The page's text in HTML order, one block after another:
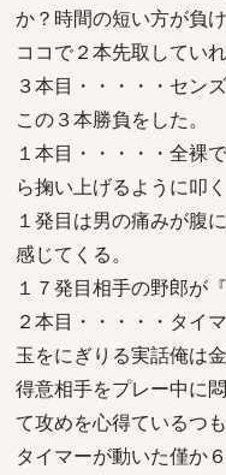
か？時間の短い方が負け
ココで２本先取してい
３本目・・・・・セン
この３本勝負をした。
１本目・・・・・全裸
ら掬い上げるように叩く
１発目は男の痛みが腹
感じてくる。
１７発目相手の野郎が
２本目・・・・・タイ
玉をにぎりる実話俺は
得意相手をプレー中に
て攻めを心得ているつも
タイマーが動いた僅か